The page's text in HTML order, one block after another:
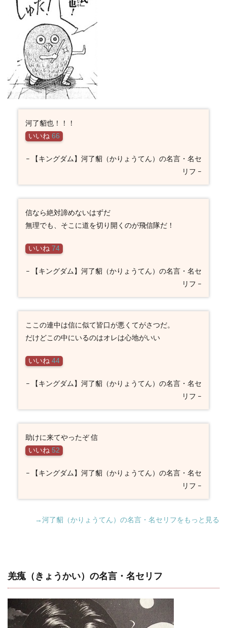
河了貂也！！！
いいね 66
– 【キングダム】河了貂（かりょうてん）の名言・名セ
リフ –
信なら絶対諦めないはずだ
無理でも、そこに道を切り開くのが飛信隊だ！
いいね 74
– 【キングダム】河了貂（かりょうてん）の名言・名セ
リフ –
ここの連中は信に似て皆口が悪くてがさつだ。
だけどこの中にいるのはオレは心地がいい
いいね 44
– 【キングダム】河了貂（かりょうてん）の名言・名セ
リフ –
助けに来てやったぞ 信
いいね 52
– 【キングダム】河了貂（かりょうてん）の名言・名セ
リフ –
→河了貂（かりょうてん）の名言・名セリフをもっと見る
羌瘣（きょうかい）の名言・名セリフ